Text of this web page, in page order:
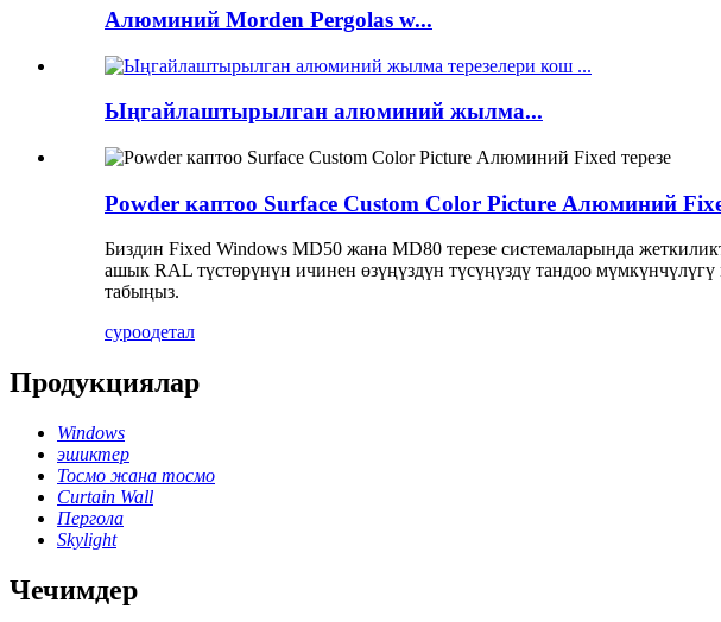
Алюминий Morden Pergolas w...
Ыңгайлаштырылган алюминий жылма...
Powder каптоо Surface Custom Color Picture Алюминий
Биздин Fixed Windows MD50 жана MD80 терезе системаларында
ашык RAL түстөрүнүн ичинен өзүңүздүн түсүңүздү тандоо
табыңыз.
суроодетал
Продукциялар
Windows
эшиктер
Тосмо жана тосмо
Curtain Wall
Пергола
Skylight
Чечимдер